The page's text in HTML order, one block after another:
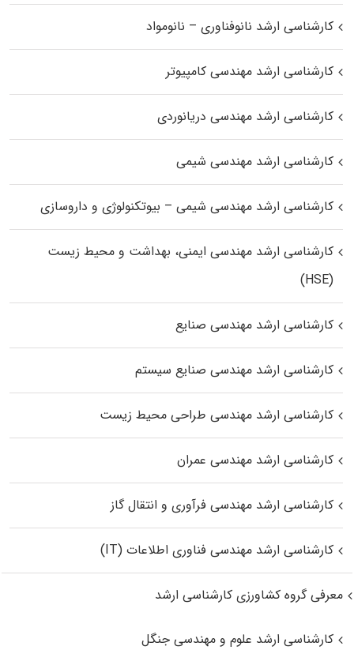
کارشناسی ارشد نانوفناوری – نانومواد
کارشناسی ارشد مهندسی کامپیوتر
کارشناسی ارشد مهندسی دریانوردی
کارشناسی ارشد مهندسی شیمی
کارشناسی ارشد مهندسی شیمی – بیوتکنولوژی و داروسازی
کارشناسی ارشد مهندسی ایمنی، بهداشت و محیط زیست
(HSE)
کارشناسی ارشد مهندسی صنایع
کارشناسی ارشد مهندسی صنایع سیستم
کارشناسی ارشد مهندسی طراحی محیط زیست
کارشناسی ارشد مهندسی عمران
کارشناسی ارشد مهندسی فرآوری و انتقال گاز
کارشناسی ارشد مهندسی فناوری اطلاعات (IT)
معرفی گروه کشاورزی کارشناسی ارشد
کارشناسی ارشد علوم و مهندسی جنگل